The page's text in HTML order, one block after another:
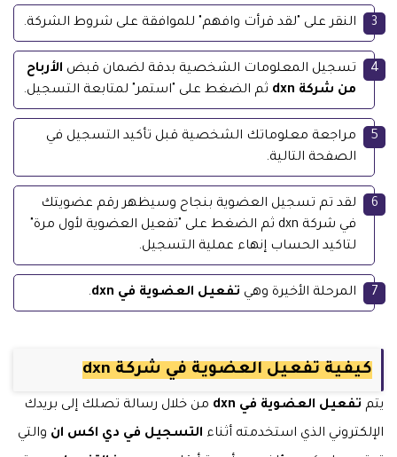
النقر على "لقد قرأت وافهم" للموافقة على شروط الشركة.
تسجيل المعلومات الشخصية بدقة لضمان قبض الأرباح
من شركة dxn
ثم الضغط على "استمر" لمتابعة التسجيل.
مراجعة معلوماتك الشخصية قبل تأكيد التسجيل في
الصفحة التالية.
لقد تم تسجيل العضوية بنجاح وسيظهر رقم عضويتك
في شركة dxn ثم الضغط على "تفعيل العضوية لأول مرة"
لتاكيد الحساب إنهاء عملية التسجيل.
المرحلة الأخيرة وهي تفعيل العضوية في dxn .
كيفية تفعيل العضوية في شركة dxn
يتم تفعيل العضوية في dxn
من خلال رسالة تصلك إلى بريدك
الإلكتروني الذي استخدمته أثناء التسجيل في دي اكس ان والتي